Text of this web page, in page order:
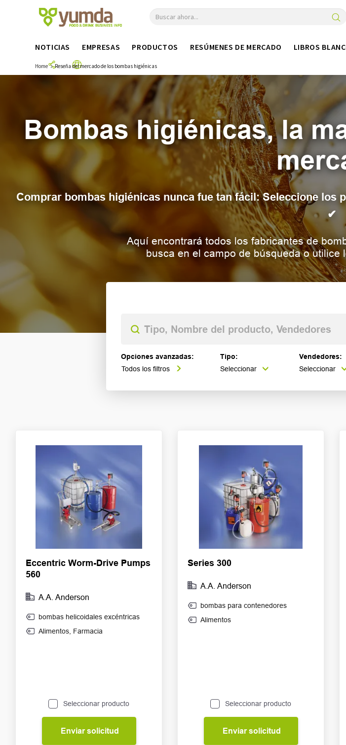
NOTICIAS EMPRESAS PRODUCTOS RESÚMENES DE MERCADO LIBROS
Home Reseña del mercado de los bombas higiénicas
Bombas higiénicas, la
Comprar bombas higiénicas nunca fue tan fácil: Seleccione
✔
Aquí encontrará todos los fabricantes de
busca en el campo de búsqueda o
Opciones avanzadas:
Todos los filtros
Tipo:
Seleccionar
Vendedores:
Seleccionar
Eccentric Worm-Drive Pumps
560
A.A. Anderson
bombas helicoidales excéntricas
Alimentos Farmacia
Seleccionar producto
Enviar solicitud
Series 300
A.A. Anderson
bombas para contenedores
Alimentos
Seleccionar producto
Enviar solicitud